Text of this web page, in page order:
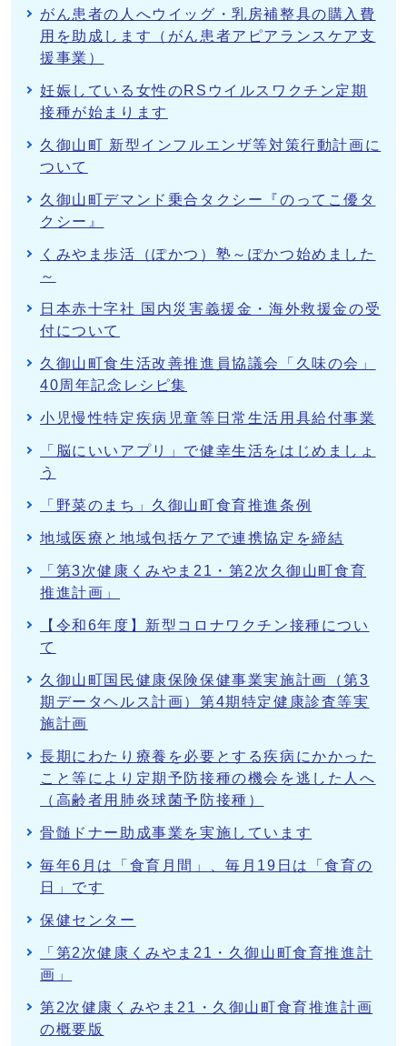
がん患者の人へウイッグ・乳房補整具の購入費
用を助成します（がん患者アピアランスケア支
援事業）
妊娠している女性のRSウイルスワクチン定期
接種が始まります
久御山町 新型インフルエンザ等対策行動計画に
ついて
久御山町デマンド乗合タクシー『のってこ優タ
クシー』
くみやま歩活（ぽかつ）塾～ぽかつ始めました
～
日本赤十字社 国内災害義援金・海外救援金の受
付について
久御山町食生活改善推進員協議会「久味の会」
40周年記念レシピ集
小児慢性特定疾病児童等日常生活用具給付事業
「脳にいいアプリ」で健幸生活をはじめましょ
う
「野菜のまち」久御山町食育推進条例
地域医療と地域包括ケアで連携協定を締結
「第3次健康くみやま21・第2次久御山町食育
推進計画」
【令和6年度】新型コロナワクチン接種につい
て
久御山町国民健康保険保健事業実施計画（第3
期データヘルス計画）第4期特定健康診査等実
施計画
長期にわたり療養を必要とする疾病にかかった
こと等により定期予防接種の機会を逃した人へ
（高齢者用肺炎球菌予防接種）
骨髄ドナー助成事業を実施しています
毎年6月は「食育月間」、毎月19日は「食育の
日」です
保健センター
「第2次健康くみやま21・久御山町食育推進計
画」
第2次健康くみやま21・久御山町食育推進計画
の概要版